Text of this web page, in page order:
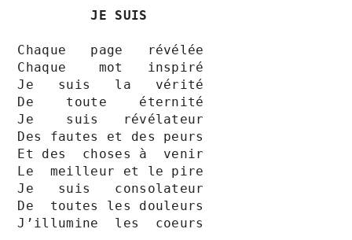
JE SUIS
Chaque   page   révélée
Chaque    mot   inspiré
Je   suis   la   vérité
De    toute    éternité
Je    suis   révélateur
Des fautes et des peurs
Et des  choses à  venir
Le  meilleur et le pire
Je   suis   consolateur
De  toutes les douleurs
J’illumine  les  coeurs